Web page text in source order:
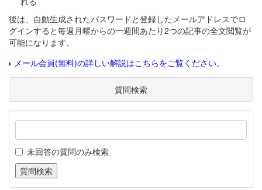
後は、自動生成されたパスワードと登録したメールアドレスでロ
グインすると毎週月曜からの一週間あたり2つの記事の全文閲覧が
可能になります。
メール会員(無料)の詳しい解説はこちらをご覧ください。
質問検索
未回答の質問のみ検索